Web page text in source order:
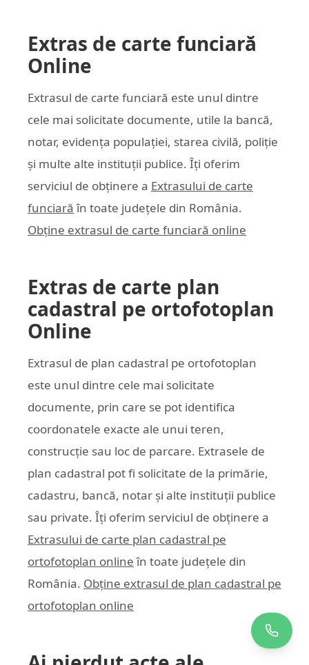
Extras de carte funciară
Online
Extrasul de carte funciară este unul dintre
cele mai solicitate documente, utile la bancă,
notar, evidența populației, starea civilă, poliție
și multe alte instituții publice. Îți oferim
serviciul de obținere a Extrasului de carte
funciară în toate județele din România.
Obține extrasul de carte funciară online
Extras de carte plan
cadastral pe ortofotoplan
Online
Extrasul de plan cadastral pe ortofotoplan
este unul dintre cele mai solicitate
documente, prin care se pot identifica
coordonatele exacte ale unui teren,
construcție sau loc de parcare. Extrasele de
plan cadastral pot fi solicitate de la primărie,
cadastru, bancă, notar și alte instituții publice
sau private. Îți oferim serviciul de obținere a
Extrasului de carte plan cadastral pe
ortofotoplan online în toate județele din
România. Obține extrasul de plan cadastral pe
ortofotoplan online